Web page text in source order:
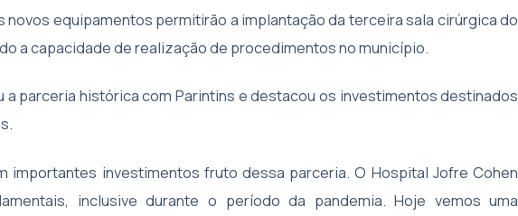
novos equipamentos permitirão a implantação da terceira sala cirúrgica do
a capacidade de realização de procedimentos no município.
a parceria histórica com Parintins e destacou os investimentos destinados
importantes investimentos fruto dessa parceria. O Hospital Jofre Cohen
inclusive durante o período da pandemia. Hoje vemos uma